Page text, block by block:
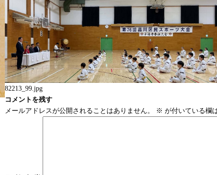
82213_99.jpg
コメントを残す
メールアドレスが公開されることはありません。
※ が付いている欄